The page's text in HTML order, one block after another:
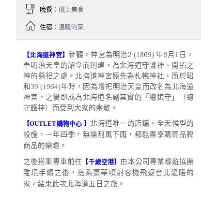
晚餐：機上美食
住宿：温暖的家
【北海道神宮】 參觀，神宮為明治2 (1869)年9月 1 日
，
奉明治天皇的詔令而創建，為北海道守護神、開拓之
神的祭祀之處。北海道神宮原先為札幌神社，而於昭
和39 (1964)年時，因為增祀明治天皇而改名為北海道
神宮，之後即成為北海道名副其實的「總鎮守」（總
守護神）而受到大家的崇敬。
【OUTLET購物中心 】 北海道唯一的店鋪。全天候型的
設施，一年四季，無論刮風下雨，都能盡享購買品牌
商品的樂趣。
之後搭乘專車前往 【千歲空港】 由本公司專業導遊協辦
離境手續之後，搭乘豪華噴射客機飛返台北溫暖的
家，結束此次北海道五日之旅。